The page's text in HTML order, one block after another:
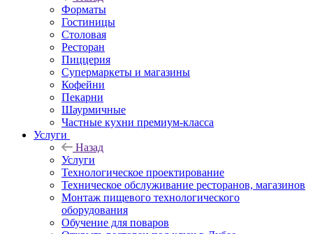
Форматы
Гостиницы
Столовая
Ресторан
Пиццерия
Супермаркеты и магазины
Кофейни
Пекарни
Шаурмичные
Частные кухни премиум-класса
Услуги
Назад
Услуги
Технологическое проектирование
Техническое обслуживание ресторанов, магазинов
Монтаж пищевого технологического
оборудования
Обучение для поваров